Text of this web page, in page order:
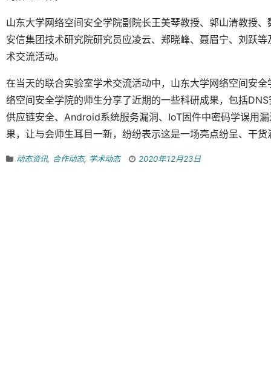
山东大学网络空间安全学院副院长王美琴教授、郭山清教授
安信集团技术研究院研究员应凌云、郑晓峰、聂眉宁、刘跃
术交流活动。
在当天的联合实验室学术交流活动中，山东大学网络空间安
络空间安全学院的师生分享了近期的一些科研成果，包括
供应链安全、Android系统服务漏洞、IoT固件中密码学误用
果，让与会师生耳目一新，纷纷表示这是一场亮点纷呈、干
动态资讯, 合作动态, 学术动态 2020年12月23日